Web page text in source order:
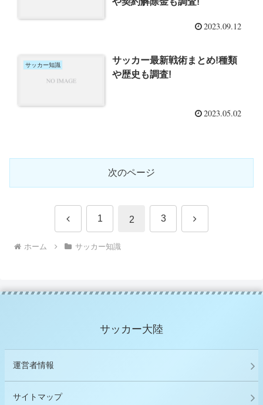
2023.09.12
サッカー知識
サッカー最新戦術まとめ!種類
や歴史も調査!
2023.05.02
次のページ
前
へ
1 2 3 次
ホーム サッカー知識
サッカー大陸
運営者情報
サイトマップ